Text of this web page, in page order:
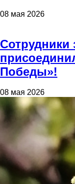
08 мая 2026
Сотрудники
Победы»!
08 мая 2026